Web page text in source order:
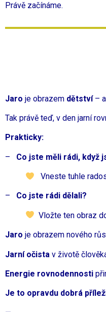
Právě začínáme.
Jaro je obrazem dětství– a
Tak právě teď, v den jarní
Prakticky:
– Co jste měli rádi, když
Vneste tuhle
– Co jste rádi dělali?
Vložte ten obraz
Jaro je obrazem nového
Jarní očista v životě
Energie rovnodennosti
Je to opravdu dobrá